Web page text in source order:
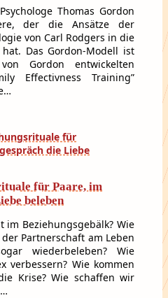
Thomas Gordon
der die Ansätze der
von Carl Rodgers in die
Das Gordon-Modell ist
Gordon entwickelten
Effectivness Training”
für Paare, im
beleben
im Beziehungsgebälk? Wie
Partnerschaft am Leben
wiederbeleben? Wie
verbessern? Wie kommen
Krise? Wie schaffen wir